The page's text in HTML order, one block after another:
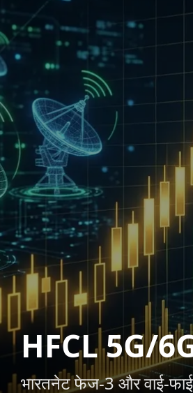
HFCL 5G/
भारतनेट फेज-3 और वाई-